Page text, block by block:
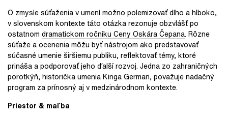
O zmysle súťaženia v umení možno polemizovať dlho a hlboko,
v slovenskom kontexte táto otázka rezonuje obzvlášť po
ostatnom dramatickom ročníku Ceny Oskára Čepana. Rôzne
súťaže a ocenenia môžu byť nástrojom ako predstavovať
súčasné umenie širšiemu publiku, reflektovať témy, ktoré
prináša a podporovať jeho ďalší rozvoj. Jedna zo zahraničných
porotkýň, historička umenia Kinga German, považuje nadačný
program za prínosný aj v medzinárodnom kontexte.
Priestor & maľba